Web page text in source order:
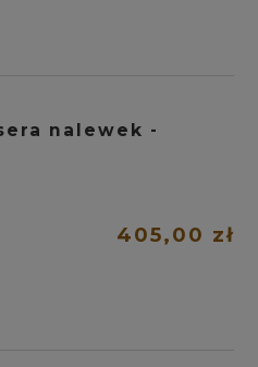
nalewek -
405,00 zł